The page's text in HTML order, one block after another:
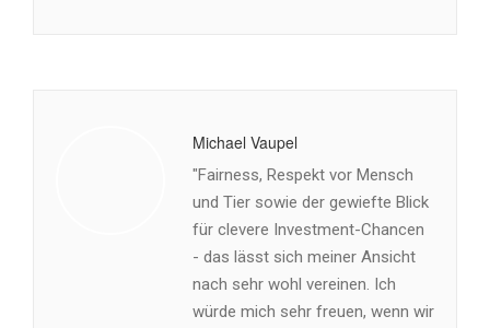
Michael Vaupel
"Fairness, Respekt vor Mensch
und Tier sowie der gewiefte Blick
für clevere Investment-Chancen
- das lässt sich meiner Ansicht
nach sehr wohl vereinen. Ich
würde mich sehr freuen, wenn wir